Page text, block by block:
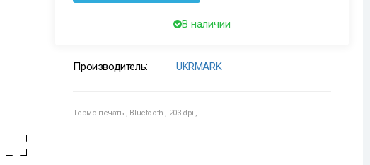
В наличии
Производитель: UKRMARK
Термо печать , Bluetooth , 203 dpi ,